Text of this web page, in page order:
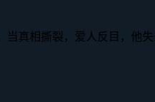
真相撕裂，爱人反目，他